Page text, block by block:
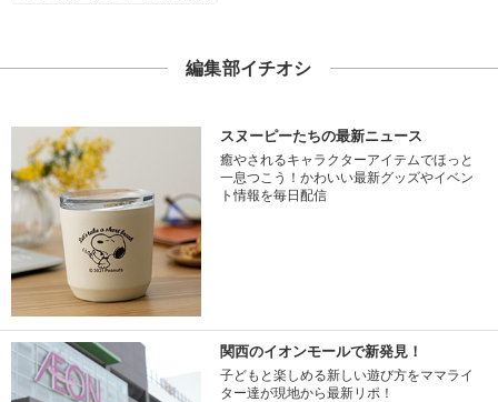
編集部イチオシ
スヌーピーたちの最新ニュース
癒やされるキャラクターアイテムでほっと
一息つこう！かわいい最新グッズやイベン
ト情報を毎日配信
関西のイオンモールで新発見！
子どもと楽しめる新しい遊び方をママライ
ター達が現地から最新リポ！